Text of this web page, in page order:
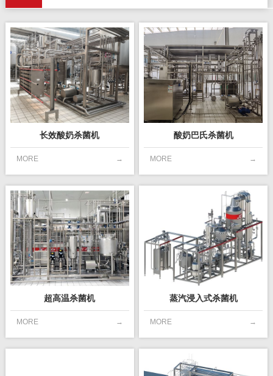
长效酸奶杀菌机
MORE →
酸奶巴氏杀菌机
MORE →
超高温杀菌机
MORE →
蒸汽浸入式杀菌机
MORE →